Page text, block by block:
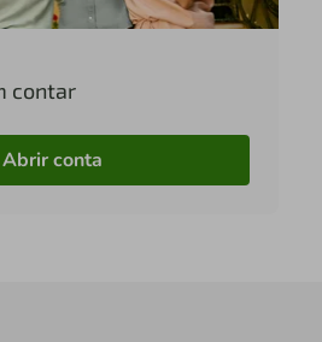
contar
Abrir conta